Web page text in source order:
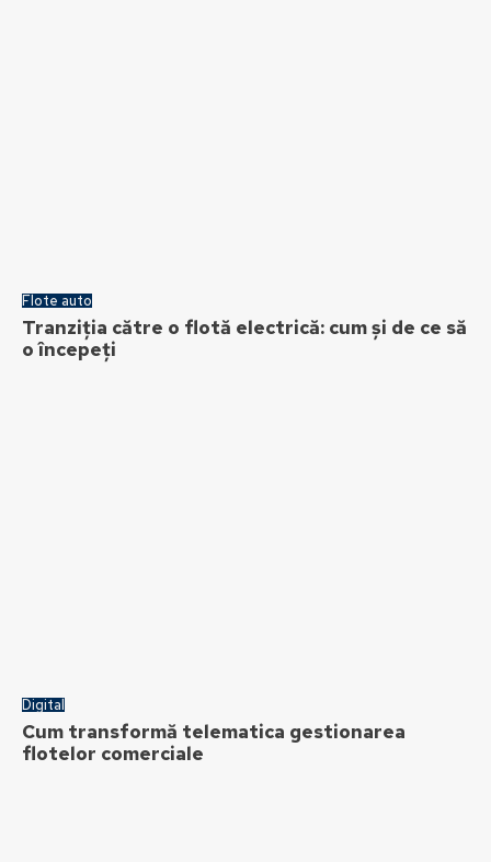
Flote auto
Tranziția către o flotă electrică: cum și de ce să
o începeți
Digital
Cum transformă telematica gestionarea
flotelor comerciale